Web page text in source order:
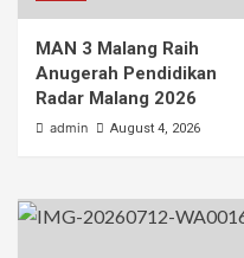
MAN 3 Malang Raih
Anugerah Pendidikan
Radar Malang 2026
admin August 4, 2026